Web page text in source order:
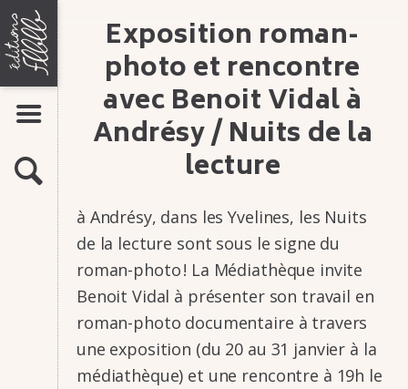
ÉDITIONS
FLBLB
MAISON
D'ÉDITION
BANDE
DESSINÉE,
ROMAN-
PHOTO,
FLIP-
BOOK
RECHERCHE
AFFICHER LE MENU
LIVRES
Bandes dessinées
Romans-photos
Flipbooks
AUTEURS
ACTUALITÉS
ATELIERS
INFOS & CONTACTS
Présentation
Contacts
Stages
Manuscrits
Expo­si­tion roman-
photo et rencontre
avec Benoit Vidal à
Andrésy / Nuits de la
lecture
à Andrésy, dans les Yvelines, les Nuits
de la lecture sont sous le signe du
roman-photo ! La Média­thèque invite
Benoit Vidal à présen­ter son travail en
roman-photo docu­men­taire à travers
une expo­si­tion (du 20 au 31 janvier à la
média­thèque) et une rencontre à 19h le